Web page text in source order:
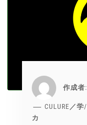
作成者:
CULURE／学/
カ